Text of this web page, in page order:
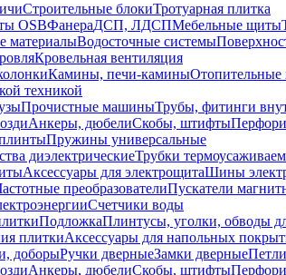
Строительные блокиТротуарная плитка
OSBФанераДСП, ЛДСПМебельные щиты
материалыВодосточные системы
Кровельная вентиляция
Камины, печи-каминыОтопительные
техникой
Прочистные машиныТрубы, фитинги
Анкеры, дюбелиСкобы, штифты
Пружины универсальные
диэлектрическиеТрубки
Аксессуары для электрощитаШины
преобразователиПускатели
Счетчики воды
ПодложкаПлинтусы, уголки, обводы
плиткиАксессуары для напольных
доборыРучки дверныеЗамки дверные
Анкеры, дюбелиСкобы, штифты